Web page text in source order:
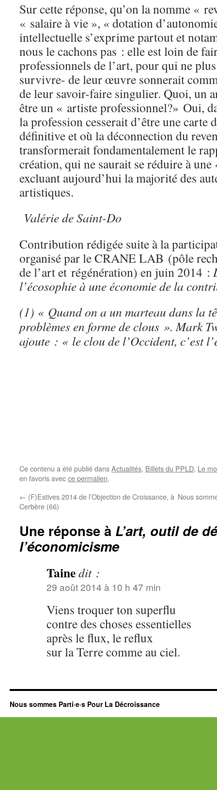
Sur cette réponse, qu’on la nomme «
« salaire à vie », « dotation
intellectuelle s’exprime partout et
nous le cachons pas : elle est loin de
professionnels de l’art, pour qui ne
survivre- de leur œuvre sonnerait
de leur savoir-faire singulier. Quoi, un
être un « artiste professionnel?» Oui,
la profession cesserait d’être une carte
définitive et où la déconnection du
transformerait fondamentalement le
création, qui ne saurait se réduire à
excluant aujourd’hui la majorité des
artistiques.
Valérie de Saint-Do
Contribution rédigée suite à la
organisé par le CRANE LAB (pôle
de l’art et régénération) en juin 2014 :
l’écosophie à une économie de la
(1) « Quand on a un marteau dans la
problèmes en forme de clous ». Mark
ajoute : « le clou de l’Occident, c’est
Ce contenu a été publié dansActualités, Billets du PPLD, Le
en favoris avecce permalien.
← (F)Estives 2014 de l’Objection de Croissance, à
Cerbère (66)
Nous
Une réponse à L’art, outil de
l’économicisme
Tainedit :
29 août 2014 à 10 h 47 min
Viens troquer ton superflu
contre des choses essentielles
après le flux, le reflux
sur la Terre comme au ciel.
Nous sommes Parti·e·s Pour La Décroissance